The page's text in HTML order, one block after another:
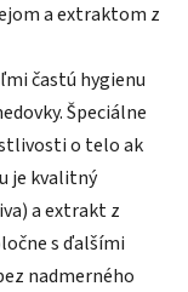
a extraktom z
častú hygienu
Špeciálne
o telo ak
je kvalitný
a extrakt z
s ďalšími
nadmerného